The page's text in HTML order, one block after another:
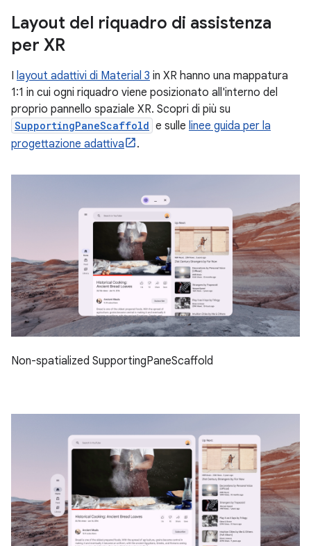
Layout del riquadro di assistenza
per XR
I layout adattivi di Material 3 in XR hanno una mappatura
1:1 in cui ogni riquadro viene posizionato all'interno del
proprio pannello spaziale XR. Scopri di più su
SupportingPaneScaffold e sulle linee guida per la
progettazione adattiva
.
Non-spatialized SupportingPaneScaffold